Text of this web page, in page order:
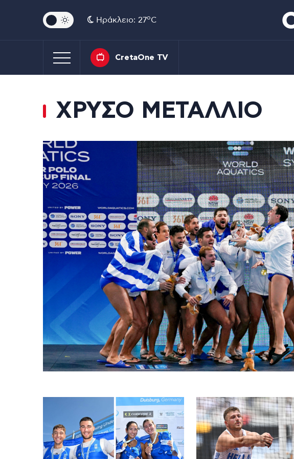
Ηράκλειο: 27oC
CretaOne TV
ΧΡΥΣΟ ΜΕΤΑΛΛΙΟ